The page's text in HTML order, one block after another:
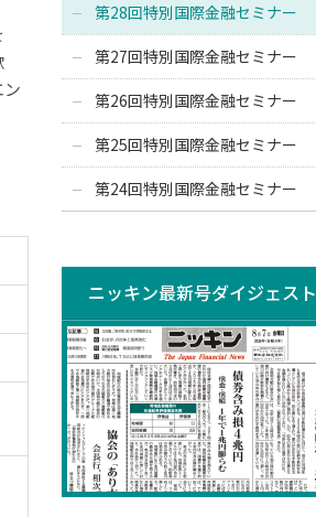
第28回特別国際金融セミナー
第27回特別国際金融セミナー
第26回特別国際金融セミナー
第25回特別国際金融セミナー
第24回特別国際金融セミナー
ニッキン最新号ダイジェスト